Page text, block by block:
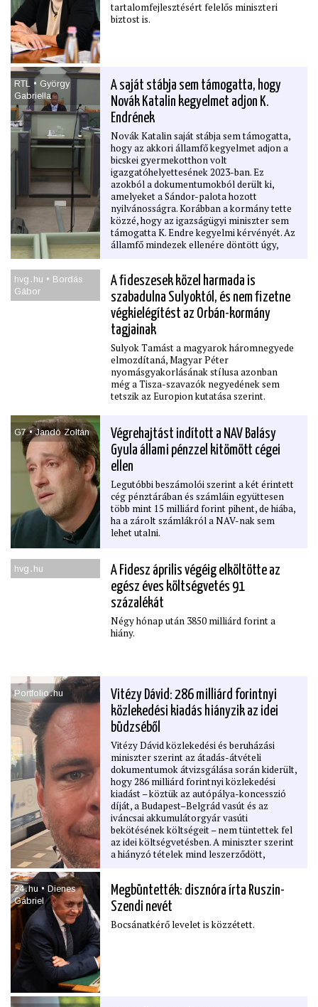
tartalomfejlesztésért felelős miniszteri
biztost is.
RTL • György
Gabriella
A saját stábja sem támogatta, hogy
Novák Katalin kegyelmet adjon K.
Endrének
Novák Katalin saját stábja sem támogatta,
hogy az akkori államfő kegyelmet adjon a
bicskei gyermekotthon volt
igazgatóhelyettesének 2023-ban. Ez
azokból a dokumentumokból derült ki,
amelyeket a Sándor-palota hozott
nyilvánosságra. Korábban a kormány tette
közzé, hogy az igazságügyi miniszter sem
támogatta K. Endre kegyelmi kérvényét. Az
államfő mindezek ellenére döntött úgy,
felszólította Novák Katalint: valljon színt,
hogy Orbán Viktor családjának utasítására,
vagy kérésére adott-e kegyelmet K.
Endrének.
hvg․hu • Bordás
Gábor
A ﬁdeszesek közel harmada is
szabadulna Sulyoktól, és nem ﬁzetne
végkielégítést az Orbán-kormány
tagjainak
Sulyok Tamást a magyarok háromnegyede
elmozdítaná, Magyar Péter
nyomásgyakorlásának stílusa azonban
még a Tisza-szavazók negyedének sem
tetszik az Europion kutatása szerint.
G7 • Jandó Zoltán
Végrehajtást indított a NAV Balásy
Gyula állami pénzzel kitömött cégei
ellen
Legutóbbi beszámolói szerint a két érintett
cég pénztárában és számláin együttesen
több mint 15 milliárd forint pihent, de hiába,
ha a zárolt számlákról a NAV-nak sem
lehet utalni.
hvg․hu
A Fidesz április végéig elköltötte az
egész éves költségvetés 91
százalékát
Négy hónap után 3850 milliárd forint a
hiány.
Portfolio․hu
Vitézy Dávid: 286 milliárd forintnyi
közlekedési kiadás hiányzik az idei
büdzséből
Vitézy Dávid közlekedési és beruházási
miniszter szerint az átadás-átvételi
dokumentumok átvizsgálása során kiderült,
hogy 286 milliárd forintnyi közlekedési
kiadást – köztük az autópálya-koncesszió
díját, a Budapest–Belgrád vasút és az
iváncsai akkumulátorgyár vasúti
bekötésének költségeit – nem tüntettek fel
az idei költségvetésben. A miniszter szerint
a hiányzó tételek mind leszerződött,
választások előtt kedvezőbb hiányszámokat
mutathassanak. Vitézy a költségvetés
meghamisításának nevezi az esetet, és
közölte, hogy a Pénzügyminisztériummal
24․hu • Dienes
Gábriel
Megbüntették: disznóra írta Ruszin-
Szendi nevét
Bocsánatkérő levelet is közzétett.